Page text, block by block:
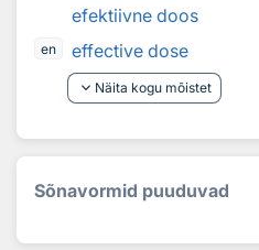
efektiivne doos
en
effective dose
keyboard_arrow_down Näita kogu mõistet
Sõnavormid puuduvad